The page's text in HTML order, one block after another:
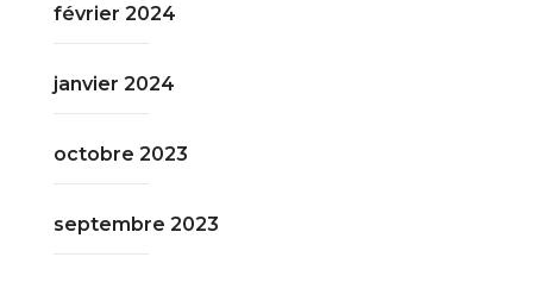
février 2024
janvier 2024
octobre 2023
septembre 2023